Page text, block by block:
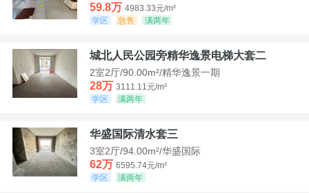
59.8万 4983.33元/m²
学区
急售 满两年
城北人民公园旁精华逸景电梯大套二
2室2厅/90.00m²/精华逸景一期
28万 3111.11元/m²
学区
满两年
华盛国际清水套三
3室2厅/94.00m²/华盛国际
62万 6595.74元/m²
学区
满两年